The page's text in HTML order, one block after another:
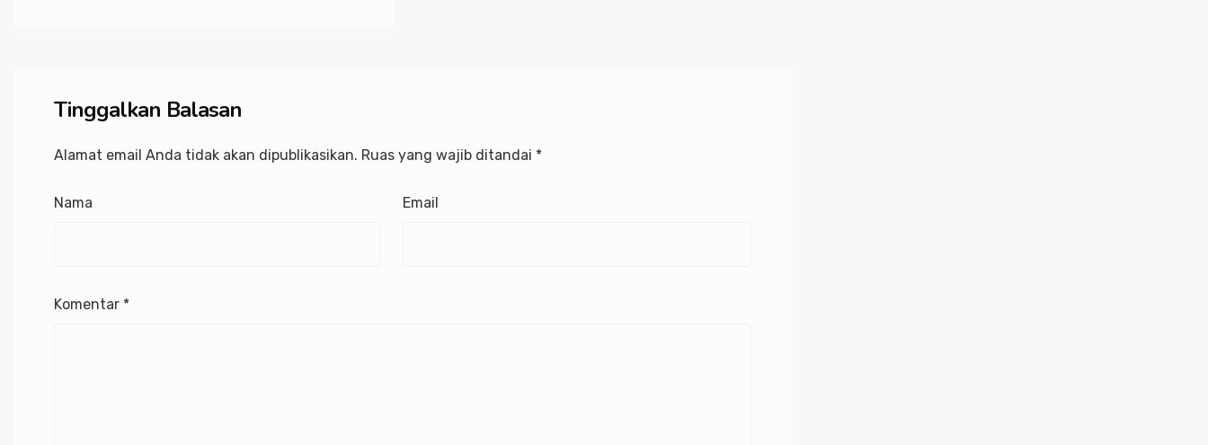
Tinggalkan Balasan
Alamat email Anda tidak akan dipublikasikan. Ruas yang wajib ditandai *
Nama Email
Komentar *